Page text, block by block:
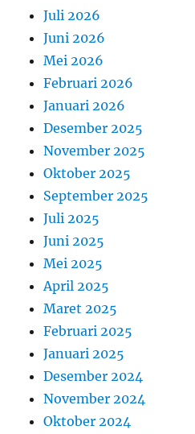
Juli 2026
Juni 2026
Mei 2026
Februari 2026
Januari 2026
Desember 2025
November 2025
Oktober 2025
September 2025
Juli 2025
Juni 2025
Mei 2025
April 2025
Maret 2025
Februari 2025
Januari 2025
Desember 2024
November 2024
Oktober 2024